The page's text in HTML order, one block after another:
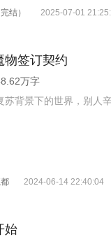
结） 2025-07-01
物签订契约
万字
苏背景下的世界，别人
2024-06-14 22:40:04
始